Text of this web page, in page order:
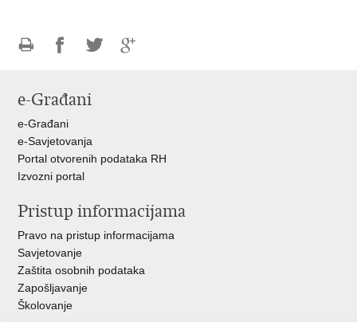
FacebookuTwitteru
e-Građani
e-Građani
e-Savjetovanja
Portal otvorenih podataka RH
Izvozni portal
Pristup informacijama
Pravo na pristup informacijama
Savjetovanje
Zaštita osobnih podataka
Zapošljavanje
Školovanje